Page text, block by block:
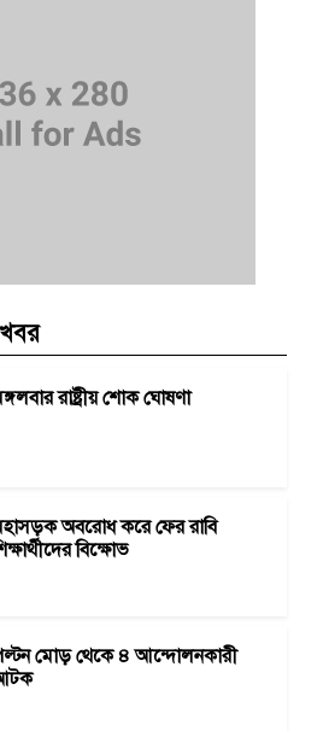
রাষ্ট্রীয় শোক ঘোষণা
অবরোধ করে ফের রাবি
বিক্ষোভ
মোড় থেকে ৪ আন্দোলনকারী